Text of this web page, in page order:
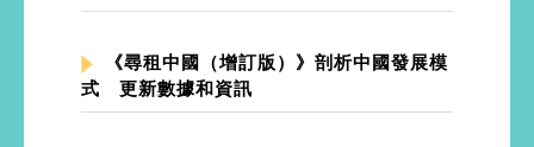
《尋租中國（增訂版）》剖析中國發展模
式 更新數據和資訊